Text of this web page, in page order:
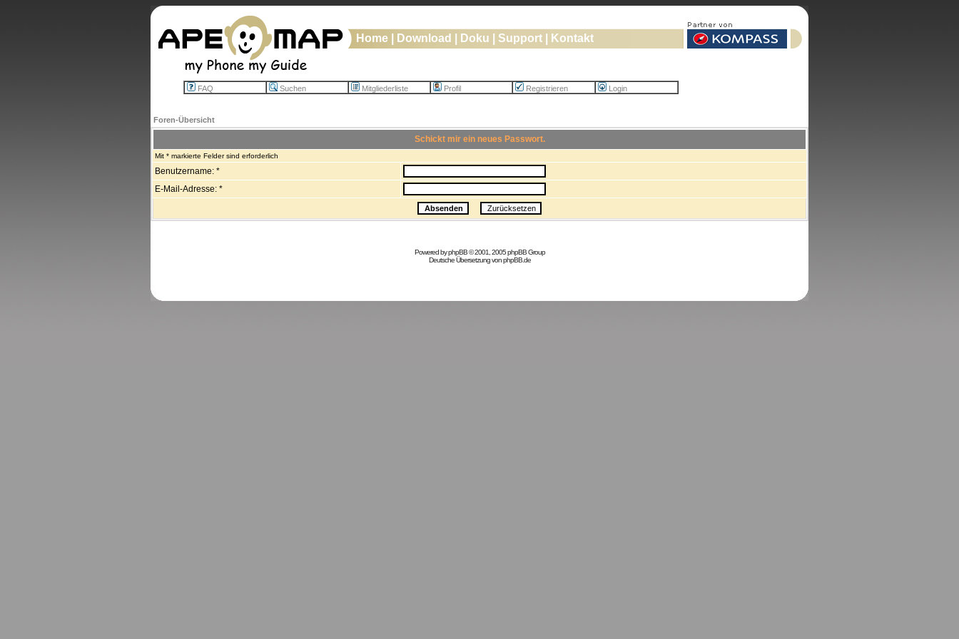
Home Download Doku Support Kontakt
FAQ Suchen Mitgliederliste Profil Registrieren Login
Foren-Übersicht
Schickt mir ein neues Passwort.
Mit * markierte Felder sind erforderlich
Benutzername: *
E-Mail-Adresse: *
Powered byphpBB© 2001, 2005 phpBB Group
Deutsche Übersetzung vonphpBB.de